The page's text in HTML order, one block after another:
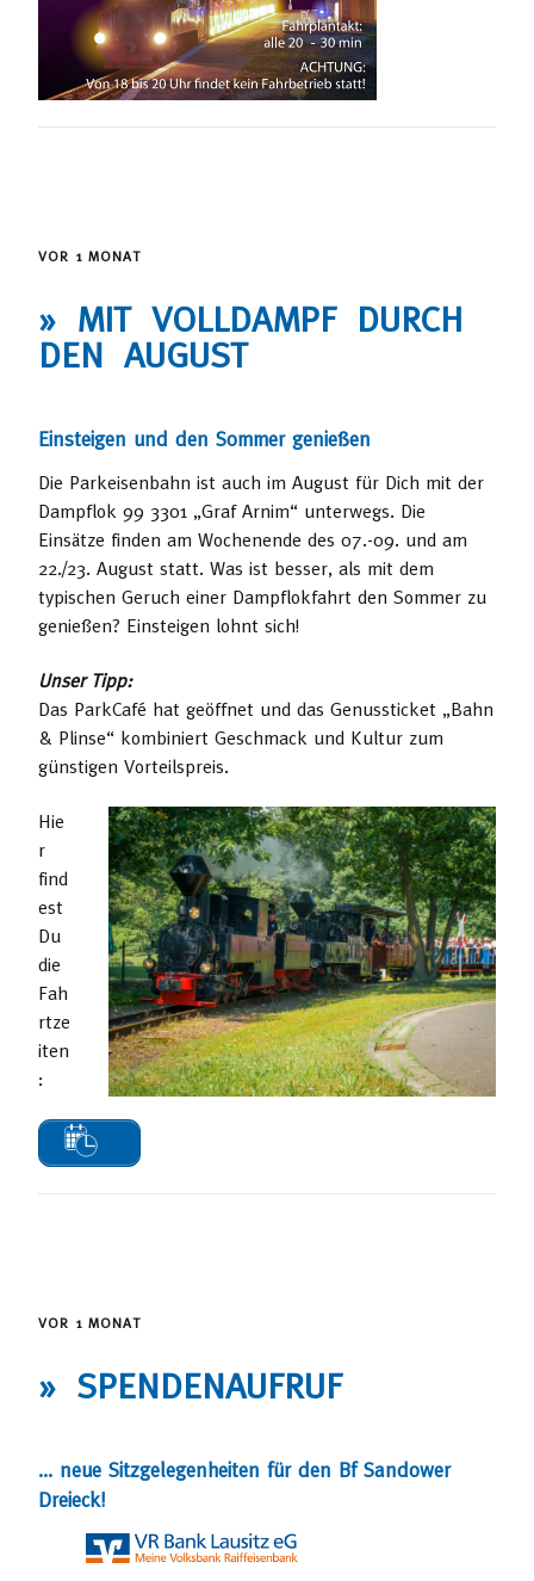
VOR 1 MONAT
» MIT VOLLDAMPF DURCH
DEN AUGUST
Einsteigen und den Sommer genießen
Die Parkeisenbahn ist auch im August für Dich mit der
Dampflok 99 3301 „Graf Arnim“ unterwegs. Die
Einsätze finden am Wochenende des 07.-09. und am
22./23. August statt. Was ist besser, als mit dem
typischen Geruch einer Dampflokfahrt den Sommer zu
genießen? Einsteigen lohnt sich!
Unser Tipp:
Das ParkCafé hat geöffnet und das Genussticket „Bahn
& Plinse“ kombiniert Geschmack und Kultur zum
günstigen Vorteilspreis.
Hie
r
find
est
Du
die
Fah
rtze
iten
:
VOR 1 MONAT
» SPENDENAUFRUF
… neue Sitzgelegenheiten für den Bf Sandower
Dreieck!